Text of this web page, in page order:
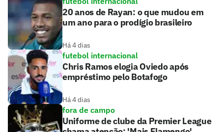
20 anos de Rayan: o que mudou em
um ano para o prodígio brasileiro
Há 4 dias
futebol internacional
Chris Ramos elogia Oviedo após
empréstimo pelo Botafogo
Há 4 dias
fora de campo
Uniforme de clube da Premier League